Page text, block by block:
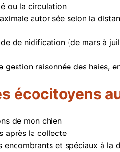
ou la circulation
autorisée selon la
de nidification (de mars à
gestion raisonnée des haies,
écocitoyens
de mon chien
après la collecte
encombrants et spéciaux à la